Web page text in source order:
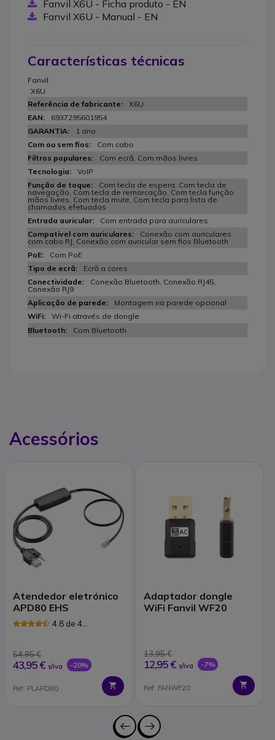
Fanvil X6U - Ficha produto - EN
Fanvil X6U - Manual - EN
Características técnicas
Fanvil
X6U
X6U
6937295601954
1 ano
Com cabo
Com ecrã, Com mãos livres
VoIP
Com tecla de espera, Com tecla de
navegação, Com tecla de remarcação, Com tecla função
mãos livres, Com tecla mute, Com tecla para lista de
chamadas efetuadas
Com entrada para auriculares
Conexão com auriculares
com cabo RJ, Conexão com auricular sem fios Bluetooth
Com PoE
Ecrã a cores
Conexão Bluetooth, Conexão RJ45,
Conexão RJ9
Montagem na parede opcional
Wi-Fi através de dongle
Com Bluetooth
Acessórios
Atendedor eletrónico
APD80 EHS
4.8 de 4
54,95 €
43,95 € s/iva -20%
Ref: PLAPD80
Adaptador dongle
WiFi Fanvil WF20
13,95 €
12,95 € s/iva -7%
Ref: FANWF20